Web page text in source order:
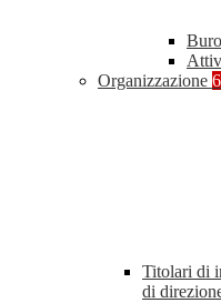
Organizzazione 6
Titolari di
di